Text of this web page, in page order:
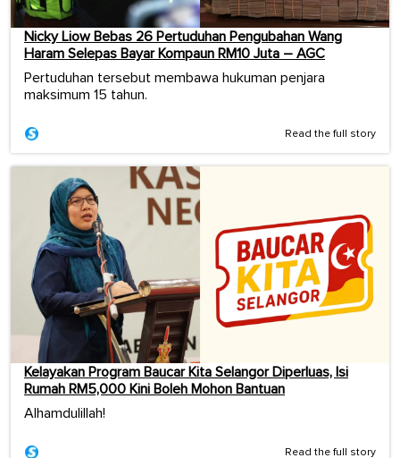
Nicky Liow Bebas 26 Pertuduhan Pengubahan Wang
Haram Selepas Bayar Kompaun RM10 Juta – AGC
Pertuduhan tersebut membawa hukuman penjara
maksimum 15 tahun.
Read the full story
Kelayakan Program Baucar Kita Selangor Diperluas, Isi
Rumah RM5,000 Kini Boleh Mohon Bantuan
Alhamdulillah!
Read the full story